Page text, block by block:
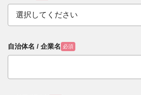
自治体名 / 企業名 必須